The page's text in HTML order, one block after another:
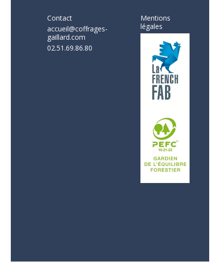
Contact
accueil@coffrages-
gaillard.com
02.51.69.86.80
Mentions
légales